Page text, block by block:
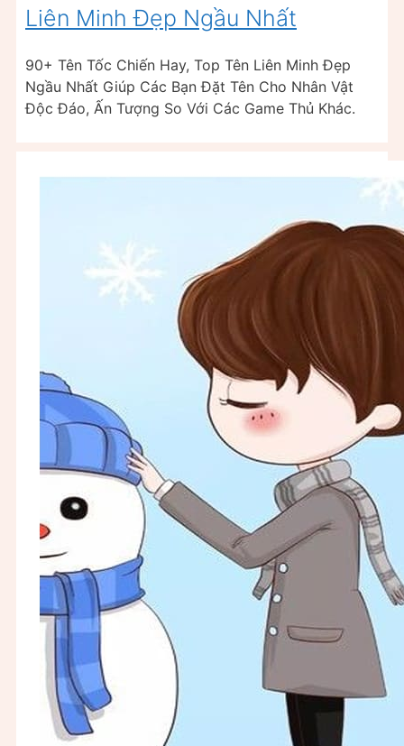
Liên Minh Đẹp Ngầu Nhất
90+ Tên Tốc Chiến Hay, Top Tên Liên Minh Đẹp
Ngầu Nhất Giúp Các Bạn Đặt Tên Cho Nhân Vật
Độc Đáo, Ấn Tượng So Với Các Game Thủ Khác.